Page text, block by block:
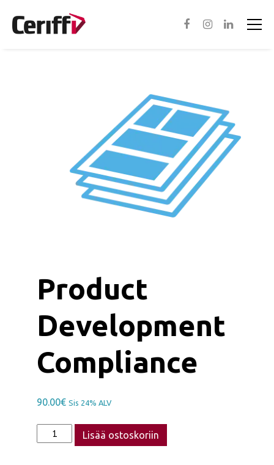
Product
Development
Compliance
90.00€ Sis 24% ALV
Product
Development
Lisää ostoskoriin